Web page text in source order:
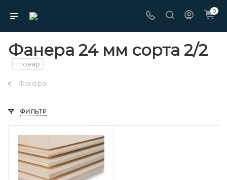
0
Фанера 24 мм сорта 2/2
1 товар
Фанера
ФИЛЬТР